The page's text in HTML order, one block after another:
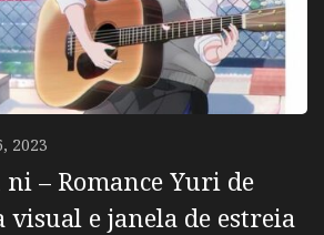
2023
ni – Romance Yuri de
visual e janela de estreia